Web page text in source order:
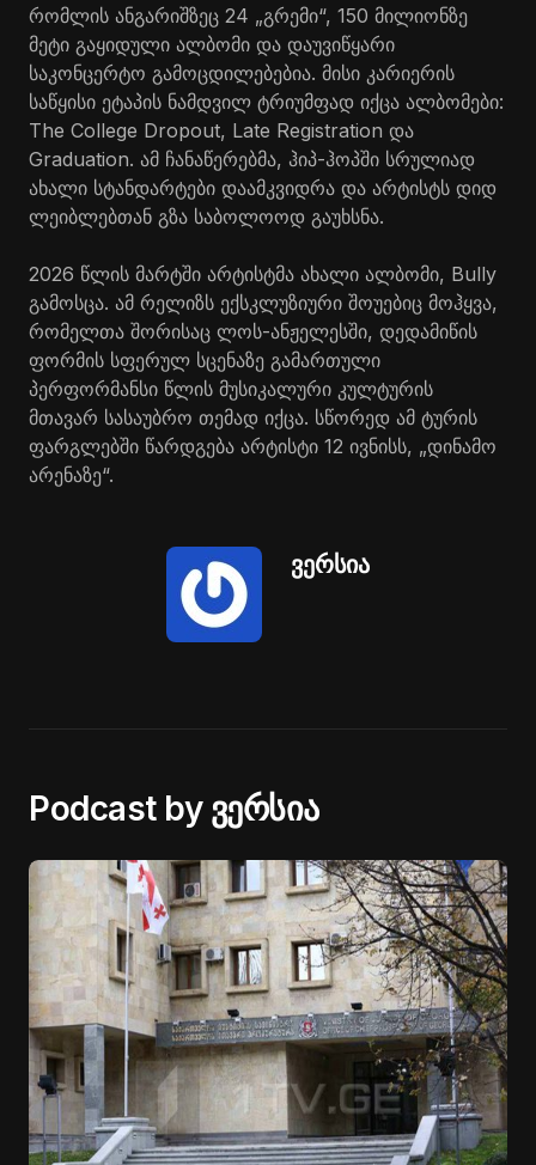
რომლის ანგარიშზეც 24 „გრემი“, 150 მილიონზე
მეტი გაყიდული ალბომი და დაუვიწყარი
საკონცერტო გამოცდილებებია. მისი კარიერის
საწყისი ეტაპის ნამდვილ ტრიუმფად იქცა ალბომები:
The College Dropout, Late Registration და
Graduation. ამ ჩანაწერებმა, ჰიპ-ჰოპში სრულიად
ახალი სტანდარტები დაამკვიდრა და არტისტს დიდ
ლეიბლებთან გზა საბოლოოდ გაუხსნა.
2026 წლის მარტში არტისტმა ახალი ალბომი, Bully
გამოსცა. ამ რელიზს ექსკლუზიური შოუებიც მოჰყვა,
რომელთა შორისაც ლოს-ანჟელესში, დედამიწის
ფორმის სფერულ სცენაზე გამართული
პერფორმანსი წლის მუსიკალური კულტურის
მთავარ სასაუბრო თემად იქცა. სწორედ ამ ტურის
ფარგლებში წარდგება არტისტი 12 ივნისს, „დინამო
არენაზე“.
ვერსია
Podcast by ვერსია